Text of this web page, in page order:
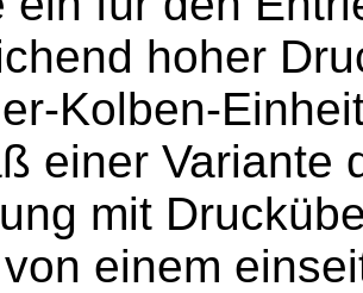
hoher
Kolben-
einer Variante
mit
einem